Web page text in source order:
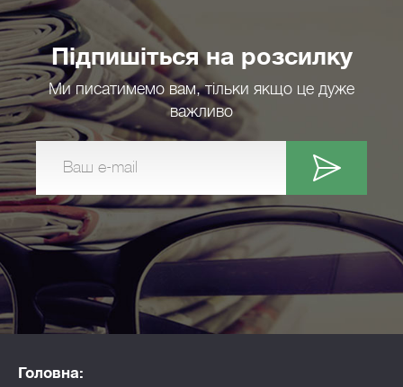
Підпишіться на розсилку
Ми писатимемо вам, тільки якщо це дуже
важливо
Ваш e-mail
Головна: